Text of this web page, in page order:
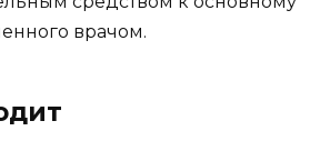
врачом.